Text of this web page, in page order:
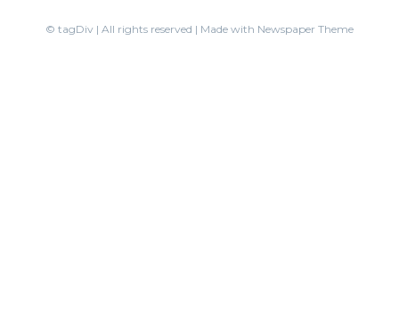
© tagDiv | All rights reserved | Made with Newspaper Theme